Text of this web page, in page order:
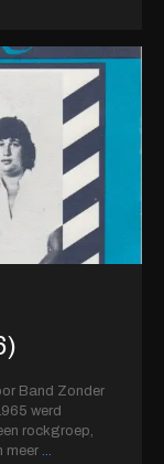
Band Zonder
werd
rockgroep,
meer